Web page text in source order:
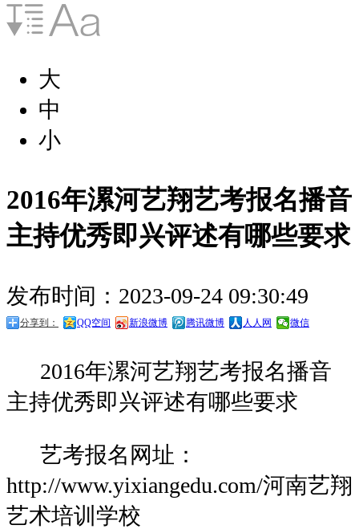
大
中
小
2016年漯河艺翔艺考报名播音
主持优秀即兴评述有哪些要求
发布时间：2023-09-24 09:30:49
分享到： QQ空间 新浪微博 腾讯微博 人人网 微信
2016年漯河艺翔艺考报名播音
主持优秀即兴评述有哪些要求
艺考报名网址：
http://www.yixiangedu.com/河南艺翔
艺术培训学校